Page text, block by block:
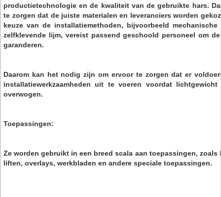
productietechnologie en de kwaliteit van de gebruikte hars.
te zorgen dat de juiste materialen en leveranciers worden
keuze van de installatiemethoden, bijvoorbeeld
zelfklevende lijm, vereist passend geschoold personeel om
garanderen.
Daarom kan het nodig zijn om ervoor te zorgen dat er
installatiewerkzaamheden uit te voeren voordat lichtgewicht
overwogen.
Toepassingen:
Ze worden gebruikt in een breed scala aan toepassingen,
liften, overlays, werkbladen en andere speciale toepassingen.